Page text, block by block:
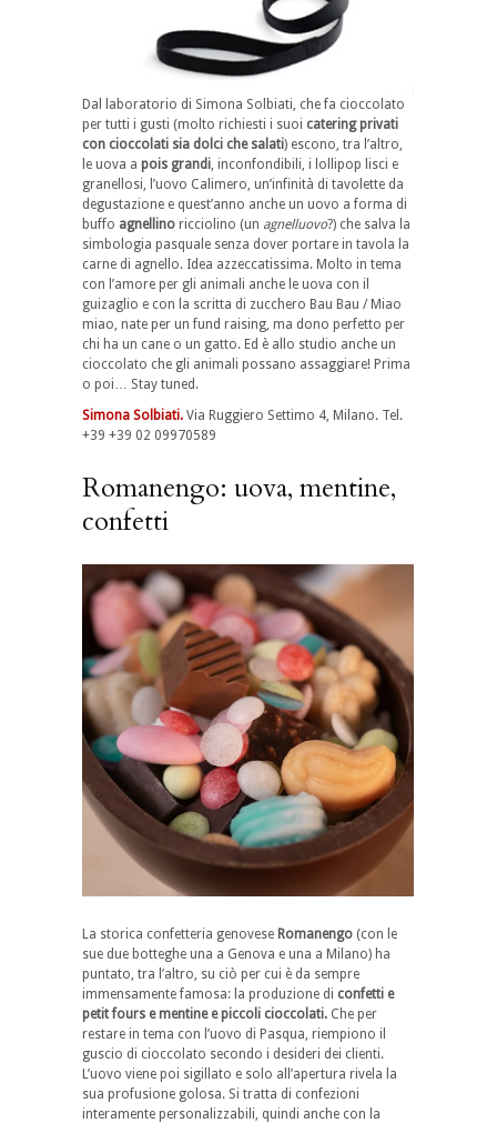
Dal laboratorio di Simona Solbiati, che fa cioccolato
per tutti i gusti (molto richiesti i suoi catering privati
con cioccolati sia dolci che salati) escono, tra l’altro,
le uova a pois grandi , inconfondibili, i lollipop lisci e
granellosi, l’uovo Calimero, un’infinità di tavolette da
degustazione e quest’anno anche un uovo a forma di
buffo agnellino ricciolino (un agnelluovo?) che salva la
simbologia pasquale senza dover portare in tavola la
carne di agnello. Idea azzeccatissima. Molto in tema
con l’amore per gli animali anche le uova con il
guizaglio e con la scritta di zucchero Bau Bau / Miao
miao, nate per un fund raising, ma dono perfetto per
chi ha un cane o un gatto. Ed è allo studio anche un
cioccolato che gli animali possano assaggiare! Prima
o poi… Stay tuned.
Simona Solbiati. Via Ruggiero Settimo 4, Milano. Tel.
+39 +39 02 09970589
Romanengo: uova, mentine,
confetti
La storica confetteria genovese Romanengo (con le
sue due botteghe una a Genova e una a Milano) ha
puntato, tra l’altro, su ciò per cui è da sempre
immensamente famosa: la produzione di confetti e
petit fours e mentine e piccoli cioccolati. Che per
restare in tema con l’uovo di Pasqua, riempiono il
guscio di cioccolato secondo i desideri dei clienti.
L’uovo viene poi sigillato e solo all’apertura rivela la
sua profusione golosa. Si tratta di confezioni
interamente personalizzabili, quindi anche con la